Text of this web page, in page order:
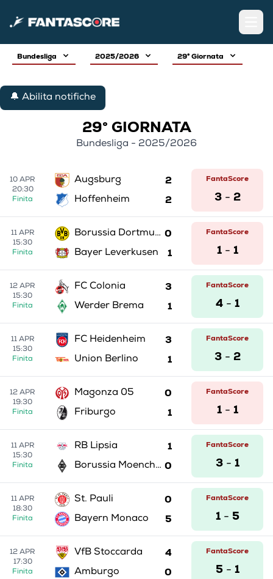
Bundesliga 2025/2026 29° Giornata
🔔 Abilita notifiche
29° GIORNATA
Bundesliga - 2025/2026
10 APR
20:30
Finita
Augsburg 2
Hoffenheim 2
FantaScore
3 - 2
11 APR
15:30
Finita
Borussia Dortmund 0
Bayer Leverkusen 1
FantaScore
1 - 1
12 APR
15:30
Finita
FC Colonia 3
Werder Brema 1
FantaScore
4 - 1
11 APR
15:30
Finita
FC Heidenheim 3
Union Berlino 1
FantaScore
3 - 2
12 APR
19:30
Finita
Magonza 05 0
Friburgo 1
FantaScore
1 - 1
11 APR
15:30
Finita
RB Lipsia 1
Borussia Moenchengladbach 0
FantaScore
3 - 1
11 APR
18:30
Finita
St. Pauli 0
Bayern Monaco 5
FantaScore
1 - 5
12 APR
17:30
Finita
VfB Stoccarda 4
Amburgo 0
FantaScore
5 - 1